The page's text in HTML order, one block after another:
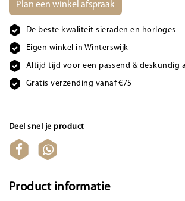
Plan een winkel afspraak
De beste kwaliteit sieraden en horloges
Eigen winkel in Winterswijk
Altijd tijd voor een passend & deskundig
Gratis verzending vanaf €75
Deel snel je product
Product informatie